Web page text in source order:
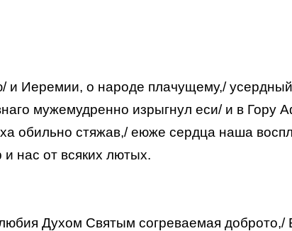
Иеремии, о народе плачущему,/
мужемудренно изрыгнул еси/ и в Гору
обильно стяжав,/ еюже сердца наша
нас от всяких лютых.
Духом Святым согреваемая доброто,/